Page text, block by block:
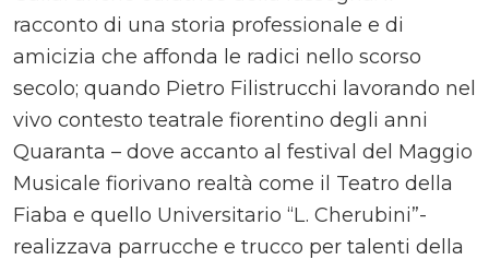
racconto di una storia professionale e di
amicizia che affonda le radici nello scorso
secolo; quando Pietro Filistrucchi lavorando nel
vivo contesto teatrale fiorentino degli anni
Quaranta – dove accanto al festival del Maggio
Musicale fiorivano realtà come il Teatro della
Fiaba e quello Universitario “L. Cherubini”-
realizzava parrucche e trucco per talenti della